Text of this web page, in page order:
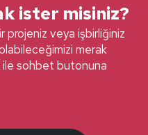
ister misiniz?
projeniz veya işbirliğiniz
olabileceğimizi merak
ile sohbet butonuna